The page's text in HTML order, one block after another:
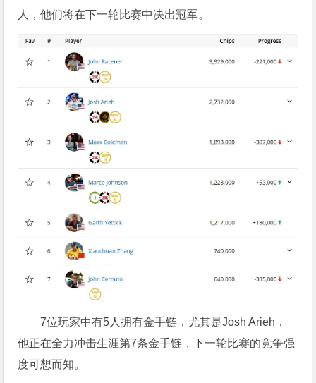
人，他们将在下一轮比赛中决出冠军。
7位玩家中有5人拥有金手链，尤其是Josh Arieh，
他正在全力冲击生涯第7条金手链，下一轮比赛的竞争强
度可想而知。